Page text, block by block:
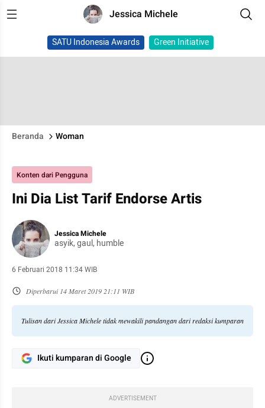
Jessica Michele
SATU Indonesia Awards Green Initiative
Beranda Woman
Konten dari Pengguna
Ini Dia List Tarif Endorse Artis
Jessica Michele
asyik, gaul, humble
6 Februari 2018 11:34 WIB
Diperbarui 14 Maret 2019 21:11 WIB
Tulisan dari Jessica Michele tidak mewakili pandangan dari redaksi kumparan
Ikuti kumparan di Google
ADVERTISEMENT